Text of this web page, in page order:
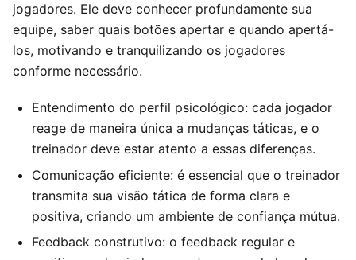
jogadores. Ele deve conhecer profundamente sua
equipe, saber quais botões apertar e quando apertá-
los, motivando e tranquilizando os jogadores
conforme necessário.
Entendimento do perfil psicológico: cada jogador
reage de maneira única a mudanças táticas, e o
treinador deve estar atento a essas diferenças.
Comunicação eficiente: é essencial que o treinador
transmita sua visão tática de forma clara e
positiva, criando um ambiente de confiança mútua.
Feedback construtivo: o feedback regular e